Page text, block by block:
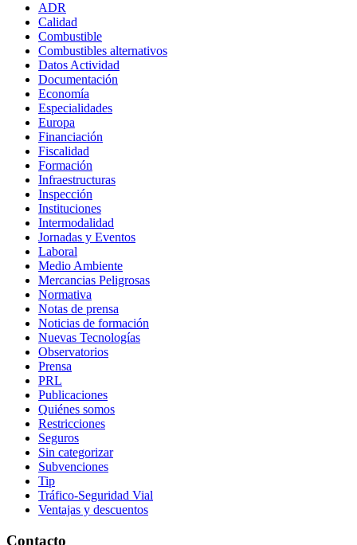
ADR
Calidad
Combustible
Combustibles alternativos
Datos Actividad
Documentación
Economía
Especialidades
Europa
Financiación
Fiscalidad
Formación
Infraestructuras
Inspección
Instituciones
Intermodalidad
Jornadas y Eventos
Laboral
Medio Ambiente
Mercancias Peligrosas
Normativa
Notas de prensa
Noticias de formación
Nuevas Tecnologías
Observatorios
Prensa
PRL
Publicaciones
Quiénes somos
Restricciones
Seguros
Sin categorizar
Subvenciones
Tip
Tráfico-Seguridad Vial
Ventajas y descuentos
Contacto